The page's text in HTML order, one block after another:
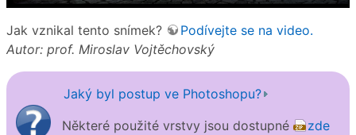
Jak vznikal tento snímek?
Podívejte se na video.
Autor: prof. Miroslav Vojtěchovský
Jaký byl postup ve Photoshopu?
Některé použité vrstvy jsou dostupné
zde